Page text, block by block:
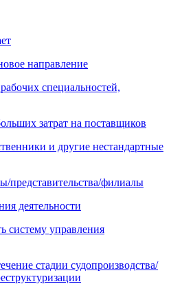
направление
специальностей,
затрат на поставщиков
и другие нестандартные
представительства/филиалы
деятельности
систему управления
стадии судопроизводства/